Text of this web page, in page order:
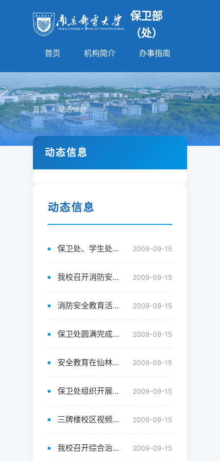
保卫部
（处）
首页 机构简介 办事指南
首页 > 动态信息
动态信息
动态信息
保卫处、学生处联合开展对全校学生宿舍进行防火安全大检查 2009-09-15
我校召开消防安全工作会议 2009-09-15
消防安全教育活动在仙林校区举行 2009-09-15
保卫处圆满完成2008级新生接待的安保工作 2009-09-15
安全教育在仙林校区举行 2009-09-15
保卫处组织开展消防、交通安全图片展 2009-09-15
三牌楼校区视频监控系统投入使用 2009-09-15
我校召开综合治理领导小组扩大会议 2009-09-15